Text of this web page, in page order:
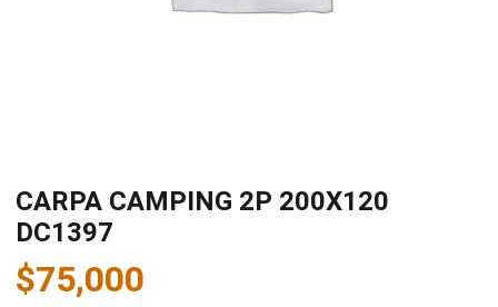
CARPA CAMPING 2P 200X120
DC1397
$75,000